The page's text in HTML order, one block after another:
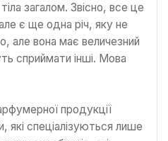
загалом. Звісно, все це
є ще одна річ, яку не
але вона має величезний
сприймати інші. Мова
продукції
спеціалізуються лише